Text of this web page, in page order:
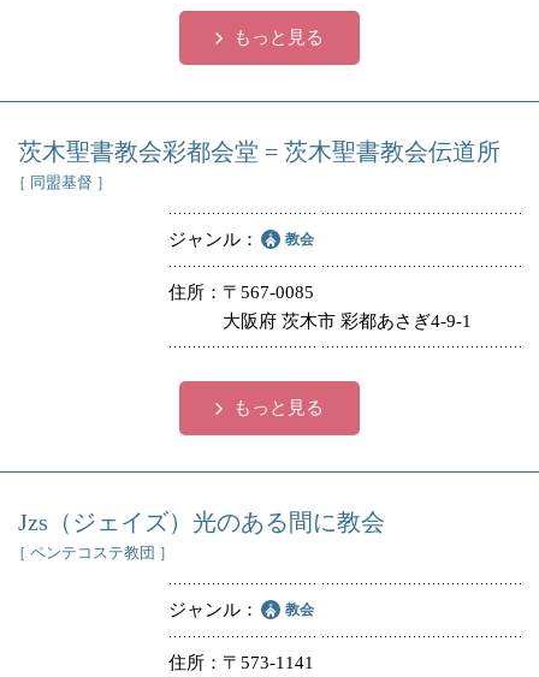
もっと見る
茨木聖書教会彩都会堂 = 茨木聖書教会伝道所
［ 同盟基督 ］
ジャンル 教会
住所
〒567-0085
大阪府 茨木市 彩都あさぎ4-9-1
もっと見る
Jzs（ジェイズ）光のある間に教会
［ ペンテコステ教団 ］
ジャンル 教会
住所
〒573-1141